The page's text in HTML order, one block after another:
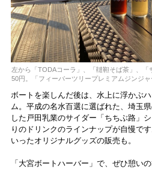
左から「TODAコーラ」、「韃靼そば茶」、
50円。「フィーバーツリープレミアムジンジ
ボートを楽しんだ後は、水上に浮かぶ
ム。平成の名水百選に選ばれた、埼玉
した戸田乳業のサイダー「ちちぶ路」
りのドリンクのラインナップが自慢で
いったオリジナルグッズの販売も。
「大宮ボートハーバー」で、ぜひ憩い